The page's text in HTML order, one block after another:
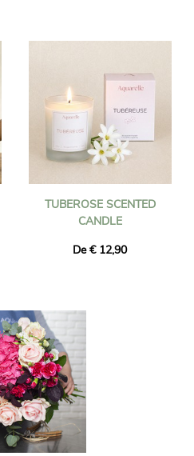
TUBEROSE SCENTED
CANDLE
De € 12,90